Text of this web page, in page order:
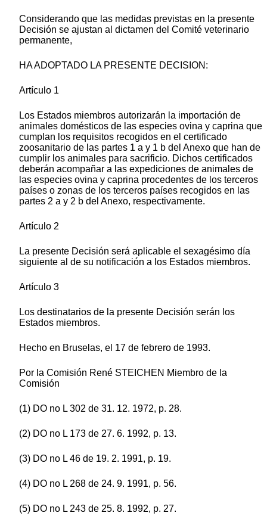
Considerando que las medidas previstas en la presente
Decisión se ajustan al dictamen del Comité veterinario
permanente,
HA ADOPTADO LA PRESENTE DECISION:
Artículo 1
Los Estados miembros autorizarán la importación de
animales domésticos de las especies ovina y caprina que
cumplan los requisitos recogidos en el certificado
zoosanitario de las partes 1 a y 1 b del Anexo que han de
cumplir los animales para sacrificio. Dichos certificados
deberán acompañar a las expediciones de animales de
las especies ovina y caprina procedentes de los terceros
países o zonas de los terceros países recogidos en las
partes 2 a y 2 b del Anexo, respectivamente.
Artículo 2
La presente Decisión será aplicable el sexagésimo día
siguiente al de su notificación a los Estados miembros.
Artículo 3
Los destinatarios de la presente Decisión serán los
Estados miembros.
Hecho en Bruselas, el 17 de febrero de 1993.
Por la Comisión René STEICHEN Miembro de la
Comisión
(1) DO no L 302 de 31. 12. 1972, p. 28.
(2) DO no L 173 de 27. 6. 1992, p. 13.
(3) DO no L 46 de 19. 2. 1991, p. 19.
(4) DO no L 268 de 24. 9. 1991, p. 56.
(5) DO no L 243 de 25. 8. 1992, p. 27.